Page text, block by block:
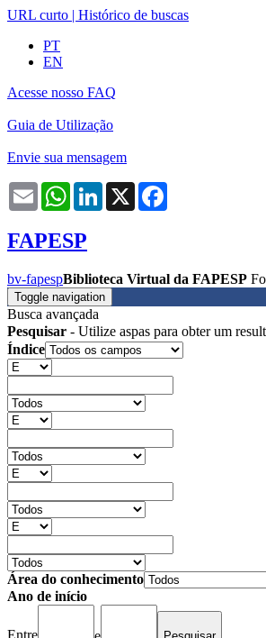
URL curto | Histórico de buscas
PT
EN
Acesse nosso FAQ
Guia de Utilização
Envie sua mensagem
Email WhatsAppLinkedIn
X
FAPESP
bv-fapespBiblioteca Virtual da FAPESP
Toggle navigation
Busca avançada
Pesquisar - Utilize aspas para obter um
Índice
Área do conhecimento
Ano de início